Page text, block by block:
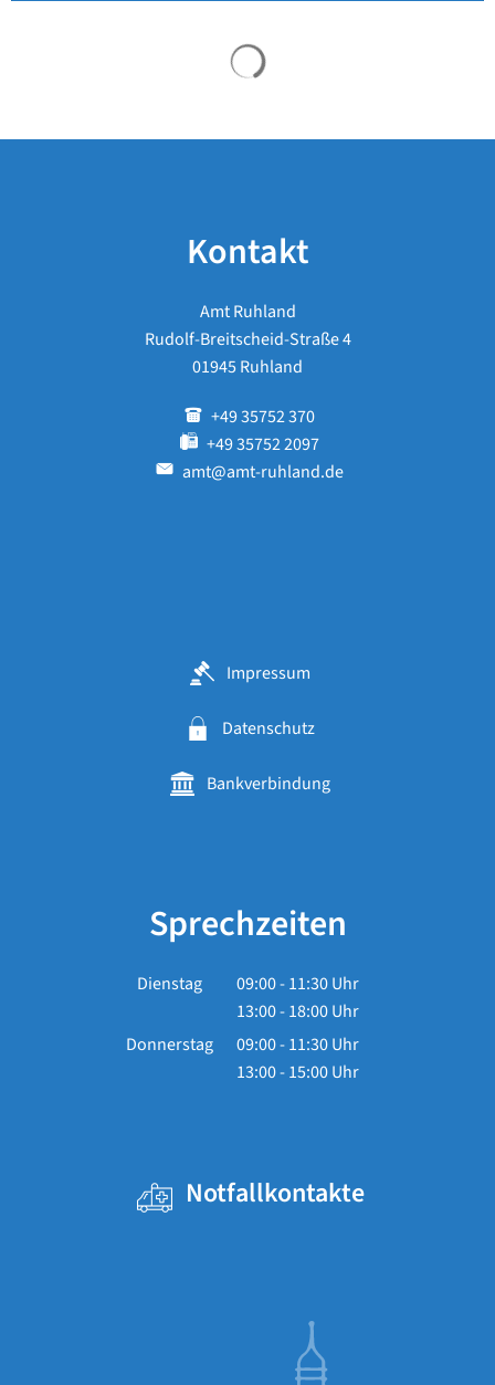
Suchergebnisse werden
Kontakt
Amt Ruhland
Rudolf-Breitscheid-Straße 4
01945 Ruhland
+49 35752 370
+49 35752 2097
amt@amt-ruhland.de
Impressum
Datenschutz
Bankverbindung
Sprechzeiten
Dienstag 09:00-11:30Uhr
Von 09:00 bis 11:30 Uhr
13:00-18:00Uhr
Von 13:00 bis 18:00 Uhr
Donnerstag 09:00-11:30Uhr
Von 09:00 bis 11:30 Uhr
13:00-15:00Uhr
Notfallkontakte